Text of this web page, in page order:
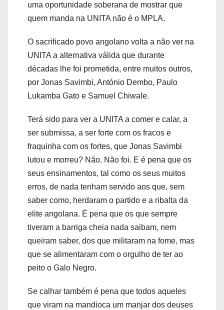
uma oportunidade soberana de mostrar que
quem manda na UNITA não é o MPLA.
O sacrificado povo angolano volta a não ver na
UNITA a alternativa válida que durante
décadas lhe foi prometida, entre muitos outros,
por Jonas Savimbi, António Dembo, Paulo
Lukamba Gato e Samuel Chiwale.
Terá sido para ver a UNITA a comer e calar, a
ser submissa, a ser forte com os fracos e
fraquinha com os fortes, que Jonas Savimbi
lutou e morreu? Não. Não foi. E é pena que os
seus ensinamentos, tal como os seus muitos
erros, de nada tenham servido aos que, sem
saber como, herdaram o partido e a ribalta da
elite angolana. É pena que os que sempre
tiveram a barriga cheia nada saibam, nem
queiram saber, dos que militaram na fome, mas
que se alimentaram com o orgulho de ter ao
peito o Galo Negro.
Se calhar também é pena que todos aqueles
que viram na mandioca um manjar dos deuses